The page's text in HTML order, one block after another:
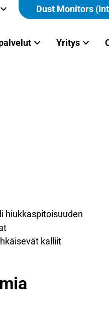
Dust Monitors
Yritys
hiukkaspitoisuuden
kalliit